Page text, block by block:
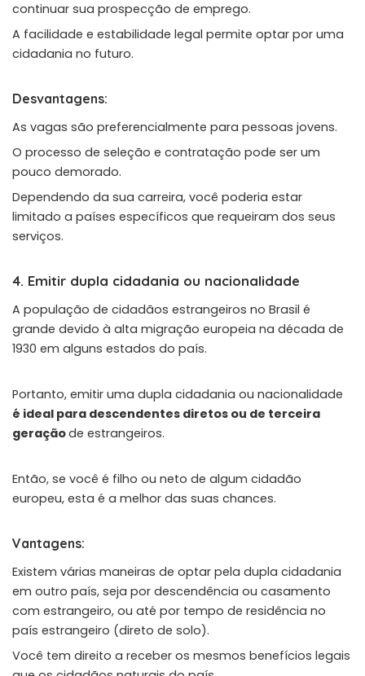
continuar sua prospecção de emprego.
A facilidade e estabilidade legal permite optar por uma
cidadania no futuro.
Desvantagens:
As vagas são preferencialmente para pessoas jovens.
O processo de seleção e contratação pode ser um
pouco demorado.
Dependendo da sua carreira, você poderia estar
limitado a países específicos que requeiram dos seus
serviços.
4. Emitir dupla cidadania ou nacionalidade
A população de cidadãos estrangeiros no Brasil é
grande devido à alta migração europeia na década de
1930 em alguns estados do país.
Portanto, emitir uma dupla cidadania ou nacionalidade
é ideal para descendentes diretos ou de terceira
geraçãode estrangeiros.
Então, se você é filho ou neto de algum cidadão
europeu, esta é a melhor das suas chances.
Vantagens:
Existem várias maneiras de optar pela dupla cidadania
em outro país, seja por descendência ou casamento
com estrangeiro, ou até por tempo de residência no
país estrangeiro (direto de solo).
Você tem direito a receber os mesmos benefícios legais